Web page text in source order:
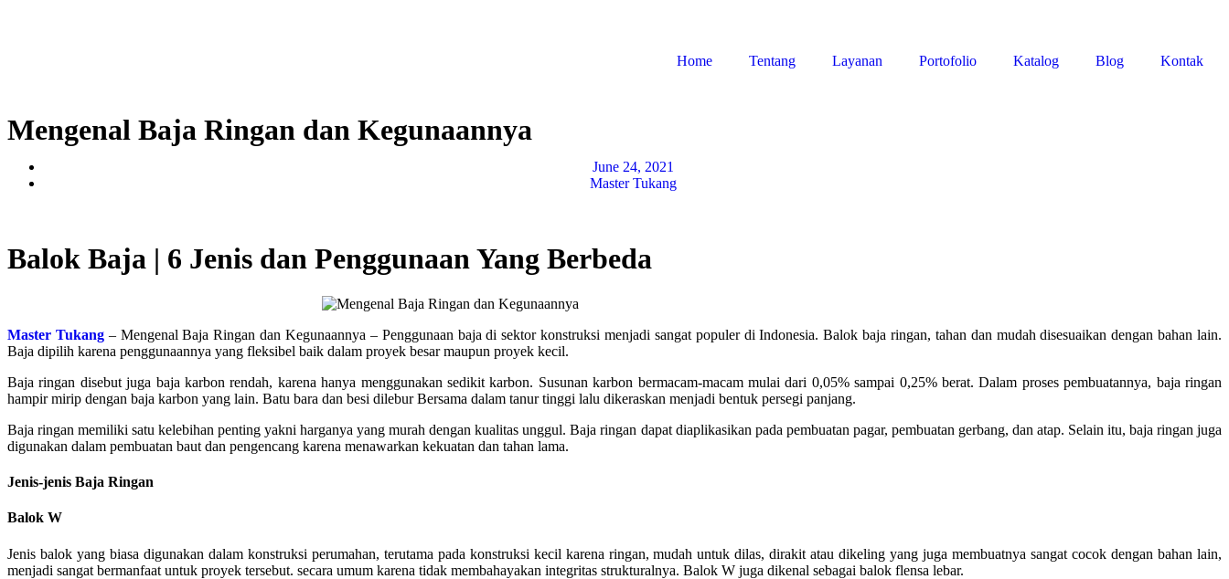
Home Tentang Layanan Portofolio Katalog Blog Kontak
Mengenal Baja Ringan dan Kegunaannya
June 24, 2021
Master Tukang
Balok Baja | 6 Jenis dan Penggunaan Yang Berbeda
Master Tukang– Mengenal Baja Ringan dan Kegunaannya – Penggunaan baja di sektor konstruksi menjadi sangat populer di Indonesia. Balok baja ringan, tahan dan mudah disesuaikan dengan bahan lain.
Baja dipilih karena penggunaannya yang fleksibel baik dalam proyek besar maupun proyek kecil.
Baja ringan disebut juga baja karbon rendah, karena hanya menggunakan sedikit karbon. Susunan karbon bermacam-macam mulai dari 0,05% sampai 0,25% berat. Dalam proses pembuatannya, baja ringan
hampir mirip dengan baja karbon yang lain. Batu bara dan besi dilebur Bersama dalam tanur tinggi lalu dikeraskan menjadi bentuk persegi panjang.
Baja ringan memiliki satu kelebihan penting yakni harganya yang murah dengan kualitas unggul. Baja ringan dapat diaplikasikan pada pembuatan pagar, pembuatan gerbang, dan atap. Selain itu, baja ringan juga
digunakan dalam pembuatan baut dan pengencang karena menawarkan kekuatan dan tahan lama.
Jenis-jenis Baja Ringan
Balok W
Jenis balok yang biasa digunakan dalam konstruksi perumahan, terutama pada konstruksi kecil karena ringan, mudah untuk dilas, dirakit atau dikeling yang juga membuatnya sangat cocok dengan bahan lain,
menjadi sangat bermanfaat untuk proyek tersebut. secara umum karena tidak membahayakan integritas strukturalnya. Balok W juga dikenal sebagai balok flensa lebar.